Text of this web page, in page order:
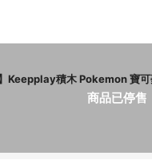
商品已停售
Keepplay積木 Pokemon 寶